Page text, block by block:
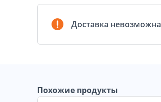
Доставка невозможна
Похожие продукты